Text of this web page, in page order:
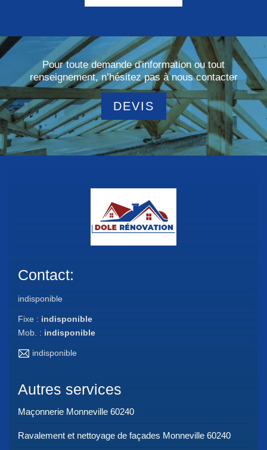
Pour toute demande d'information ou tout
renseignement, n’hésitez pas à nous contacter
DEVIS
Contact:
indisponible
Fixe : indisponible
Mob. : indisponible
indisponible
Autres services
Maçonnerie Monneville 60240
Ravalement et nettoyage de façades Monneville 60240